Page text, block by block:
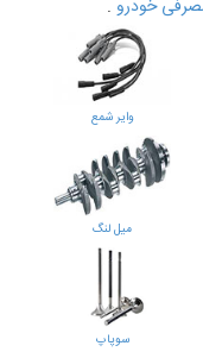
خودرو .
وایر شمع
میل لنگ
سوپاپ